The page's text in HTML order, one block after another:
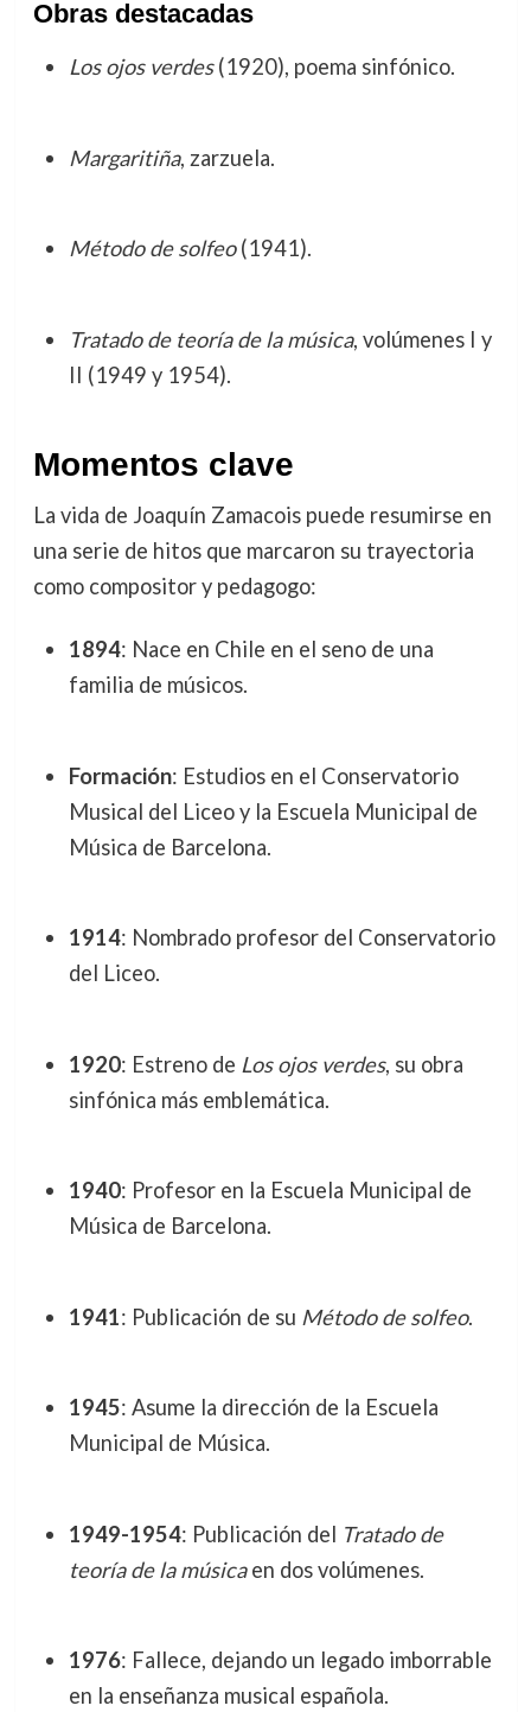
Obras destacadas
Los ojos verdes(1920), poema sinfónico.
Margaritiña, zarzuela.
Método de solfeo(1941).
Tratado de teoría de la música, volúmenes I y
II (1949 y 1954).
Momentos clave
La vida de Joaquín Zamacois puede resumirse en
una serie de hitos que marcaron su trayectoria
como compositor y pedagogo:
1894: Nace en Chile en el seno de una
familia de músicos.
Formación: Estudios en el Conservatorio
Musical del Liceo y la Escuela Municipal de
Música de Barcelona.
1914: Nombrado profesor del Conservatorio
del Liceo.
1920: Estreno de Los ojos verdes, su obra
sinfónica más emblemática.
1940: Profesor en la Escuela Municipal de
Música de Barcelona.
1941: Publicación de su Método de solfeo.
1945: Asume la dirección de la Escuela
Municipal de Música.
1949-1954: Publicación del Tratado de
teoría de la músicaen dos volúmenes.
1976: Fallece, dejando un legado imborrable
en la enseñanza musical española.